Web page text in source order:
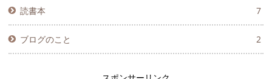
読書本 7
ブログのこと 2